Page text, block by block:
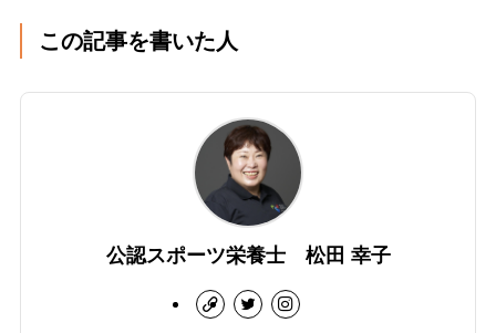
この記事を書いた人
公認スポーツ栄養士 松田 幸子